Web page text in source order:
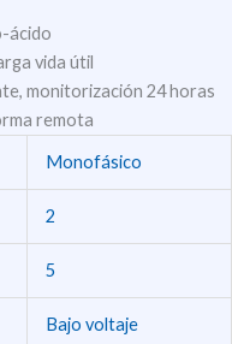
ácido
vida útil
monitorización 24 horas
remota
Monofásico
2
5
Bajo voltaje